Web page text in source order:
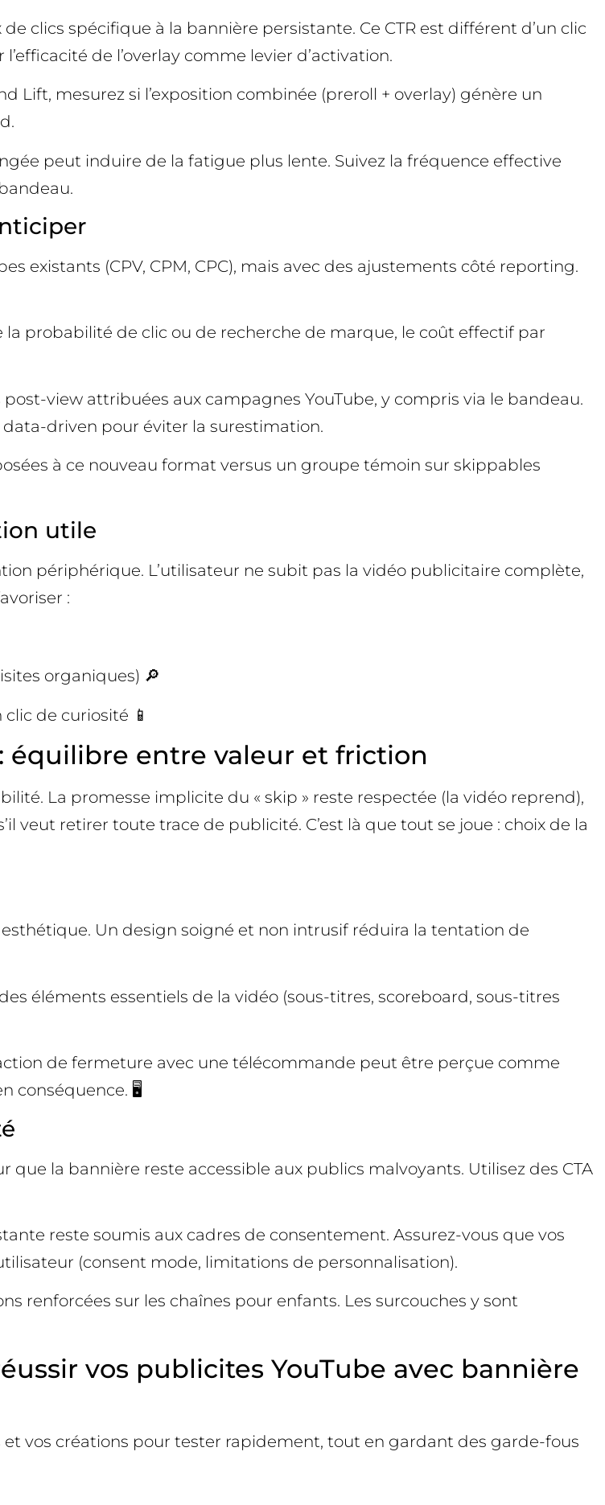
clics spécifique à la bannière persistante. Ce CTR est différent d’un clic
de l’overlay comme levier d’activation.
mesurez si l’exposition combinée (preroll + overlay) génère un
peut induire de la fatigue plus lente. Suivez la fréquence effective
existants (CPV, CPM, CPC), mais avec des ajustements côté reporting.
probabilité de clic ou de recherche de marque, le coût effectif par
post-view attribuées aux campagnes YouTube, y compris via le bandeau.
driven pour éviter la surestimation.
à ce nouveau format versus un groupe témoin sur skippables
utile
périphérique. L’utilisateur ne subit pas la vidéo publicitaire complète,
:
organiques) 🔎
de curiosité 📱
équilibre entre valeur et friction
La promesse implicite du « skip » reste respectée (la vidéo reprend),
veut retirer toute trace de publicité. C’est là que tout se joue : choix de la
Un design soigné et non intrusif réduira la tentation de
éléments essentiels de la vidéo (sous-titres, scoreboard, sous-titres
de fermeture avec une télécommande peut être perçue comme
conséquence. 🖥️
que la bannière reste accessible aux publics malvoyants. Utilisez des CTA
reste soumis aux cadres de consentement. Assurez-vous que vos
(consent mode, limitations de personnalisation).
renforcées sur les chaînes pour enfants. Les surcouches y sont
vos publicites YouTube avec bannière
vos créations pour tester rapidement, tout en gardant des garde-fous